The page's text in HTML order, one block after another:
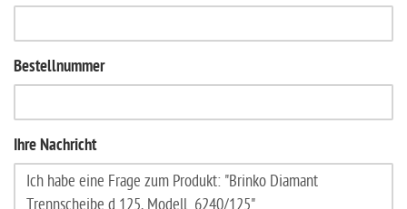
Bestellnummer
Ihre Nachricht